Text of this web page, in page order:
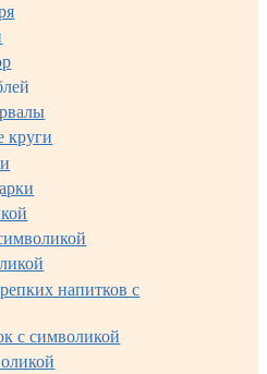
круги
напитков с
с символикой